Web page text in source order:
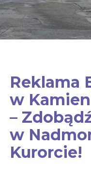
Reklama
w
–
w
Kurorcie!